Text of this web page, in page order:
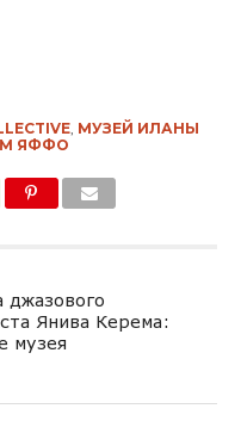
, МУЗЕЙ ИЛАНЫ
ЯФФО
джазового
Янива Керема:
музея